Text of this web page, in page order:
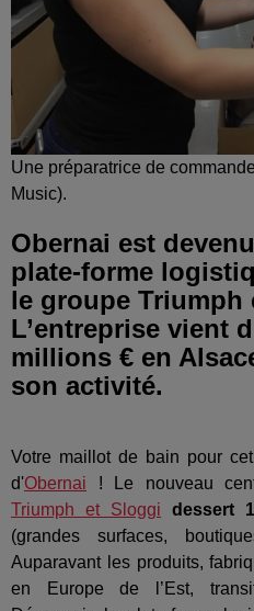
Une préparatrice de
Music).
Obernai est
plate-forme
le groupe Triumph
L’entreprise vient
millions € en
son activité.
Votre maillot de bain pour
d'Obernai ! Le nouveau
Triumph et Sloggi
dessert
(grandes surfaces,
Auparavant les produits,
en Europe de l’Est,